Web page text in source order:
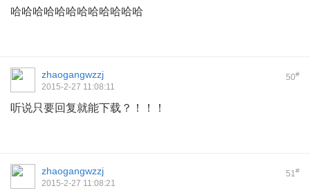
哈哈哈哈哈哈哈哈哈哈哈哈
50#
zhaogangwzzj
2015-2-27 11:08:11
听说只要回复就能下载？！！！
51#
zhaogangwzzj
2015-2-27 11:08:21